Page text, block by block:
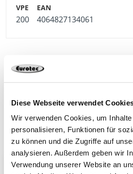
Diese Webseite verwendet
Wir verwenden Cookies, um
personalisieren, Funktionen für
zu können und die Zugriffe auf
analysieren. Außerdem geben wir
Verwendung unserer Website an
200 4064827134061
Weitere Produkte
Solarbefestigung für
Trapezbleche